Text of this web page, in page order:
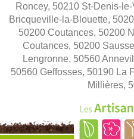
Roncey, 50210 St-Denis-
Bricqueville-la-Blouette,
50200 Coutances, 50200
Coutances, 50200
Lengronne, 50560
50560 Geffosses, 50190 La
Millières,